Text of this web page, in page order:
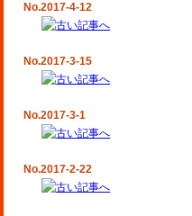
No.2017-4-12
No.2017-3-15
No.2017-3-1
No.2017-2-22